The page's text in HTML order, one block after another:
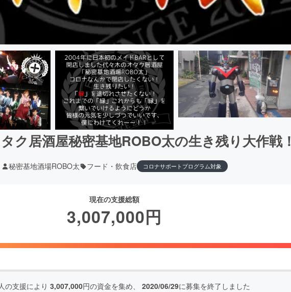
ク居酒屋秘密基地ROBO太の生き残り大作戦！
秘密基地酒場ROBO太 フード・飲食店 コロナサポートプログラム対象
現在の支援総額
3,007,000円
の支援により 3,007,000円の資金を集め、 2020/06/29に募集を終了しました